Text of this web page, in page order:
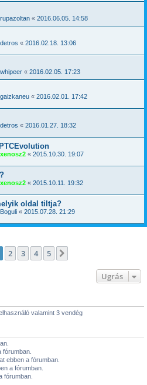
rupazoltan « 2016.06.05. 14:58
detros « 2016.02.18. 13:06
whipeer « 2016.02.05. 17:23
gaizkaneu « 2016.02.01. 17:42
detros « 2016.01.27. 18:32
xenosz2 « 2015.10.30. 19:07
xenosz2 « 2015.10.11. 19:32
oldal tiltja?
Boguli « 2015.07.28. 21:29
2 3 4 5
Ugrás
valamint 3 vendég
ebben a fórumban.
a fórumban.
fórumban.